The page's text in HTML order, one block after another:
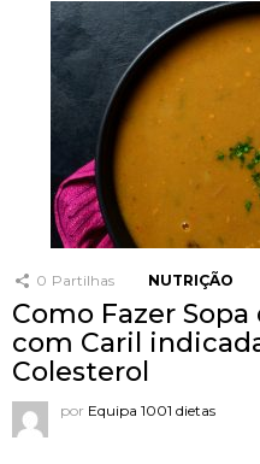
0 Partilhas NUTRIÇÃO
Como Fazer
com Caril
Colesterol
por Equipa 1001 dietas